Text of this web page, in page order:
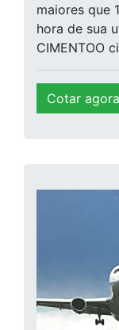
maiores que
hora de sua
CIMENTOO
Cotar agora